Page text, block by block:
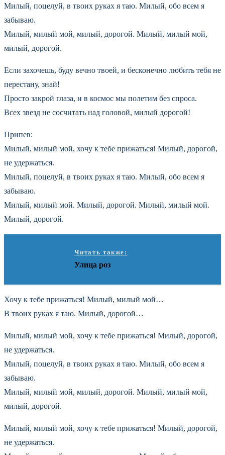
Милый, поцелуй, в твоих руках я таю. Милый, обо всем я
забываю.
Милый, милый мой, милый, дорогой. Милый, милый мой,
милый, дорогой.
Если захочешь, буду вечно твоей, и бесконечно любить тебя не
перестану, знай!
Просто закрой глаза, и в космос мы полетим без спроса.
Всех звезд не сосчитать над головой, милый дорогой!
Припев:
Милый, милый мой, хочу к тебе прижаться! Милый, дорогой,
не удержаться.
Милый, поцелуй, в твоих руках я таю. Милый, обо всем я
забываю.
Милый, милый мой. Милый, дорогой. Милый, милый мой.
Милый, дорогой.
Читать также:
Улица роз
Хочу к тебе прижаться! Милый, милый мой…
В твоих руках я таю. Милый, дорогой…
Милый, милый мой, хочу к тебе прижаться! Милый, дорогой,
не удержаться.
Милый, поцелуй, в твоих руках я таю. Милый, обо всем я
забываю.
Милый, милый мой, милый, дорогой. Милый, милый мой,
милый, дорогой.
Милый, милый мой, хочу к тебе прижаться! Милый, дорогой,
не удержаться.